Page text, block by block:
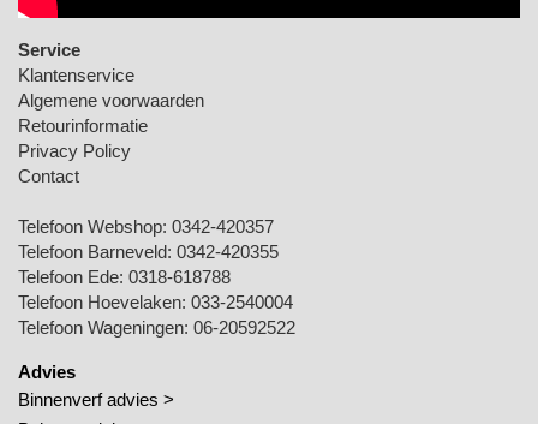
Service
Klantenservice
Algemene voorwaarden
Retourinformatie
Privacy Policy
Contact
Telefoon Webshop: 0342-420357
Telefoon Barneveld: 0342-420355
Telefoon Ede: 0318-618788
Telefoon Hoevelaken: 033-2540004
Telefoon Wageningen: 06-20592522
Advies
Binnenverf advies >